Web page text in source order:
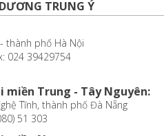
DƯƠNG TRUNG Ý
thành phố Hà Nội
024 39429754
Trung - Tây Nguyên:
Tĩnh, thành phố Đà Nẵng
51 303